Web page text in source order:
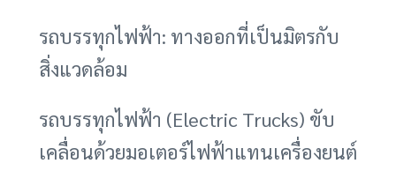
รถบรรทุกไฟฟ้า: ทางออกที่เป็นมิตรกับ
สิ่งแวดล้อม
รถบรรทุกไฟฟ้า (Electric Trucks) ขับ
เคลื่อนด้วยมอเตอร์ไฟฟ้าแทนเครื่องยนต์